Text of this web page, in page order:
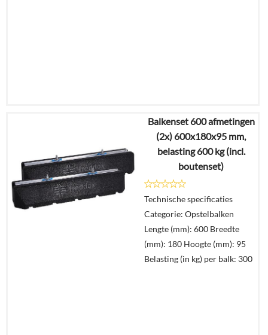
€40,29
€29,99
Details
In
winkelmand
Balkenset 600 afmetingen
(2x) 600x180x95 mm,
belasting 600 kg (incl.
boutenset)
Technische specificaties
Categorie: Opstelbalken
Lengte (mm): 600 Breedte
(mm): 180 Hoogte (mm): 95
Belasting (in kg) per balk: 300